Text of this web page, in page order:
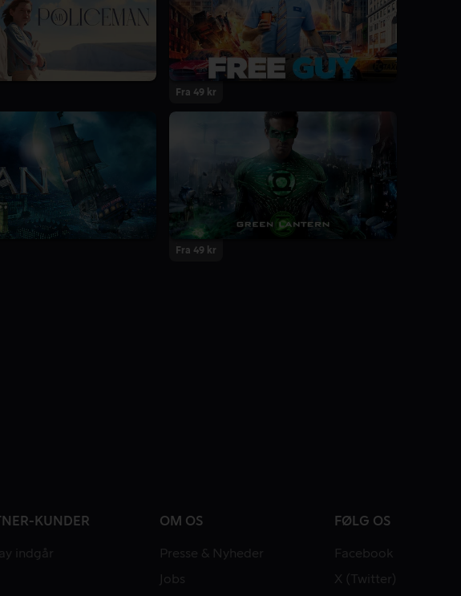
Fra 49 kr
Fra 49 kr
KUNDER
indgår
OM OS
Presse & Nyheder
Jobs
FØLG OS
Facebook
X (Twitter)